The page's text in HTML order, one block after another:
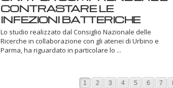
CONTRASTARE LE
INFEZIONI BATTERICHE
Lo studio realizzato dal Consiglio Nazionale delle
Ricerche in collaborazione con gli atenei di Urbino e
Parma, ha riguardato in particolare lo ...
1 2 3 4 5 6 7